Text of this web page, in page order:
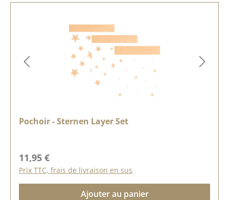
Pochoir - Sternen Layer Set
Prix régulier :
11,95 €
Prix TTC, frais de livraison en sus
Ajouter au panier